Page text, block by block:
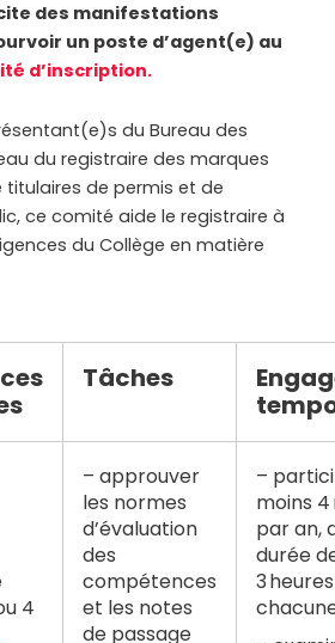
des manifestations
un poste d’agent(e) au
d’inscription.
du Bureau des
du registraire des marques
de permis et de
ce comité aide le registraire à
du Collège en matière
Tâches
4
approuver
les normes
d’évaluation
des
compétences
et les notes
de passage
moins 4
par an,
durée
3 heures